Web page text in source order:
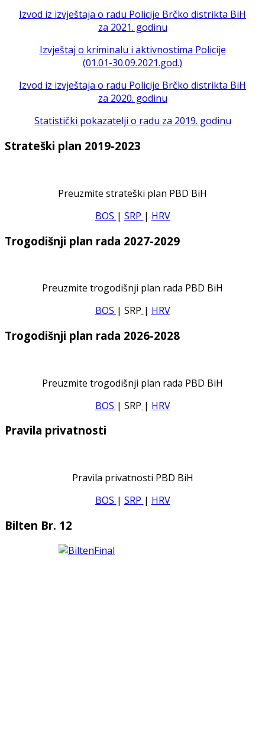
Izvod iz izvještaja o radu Policije Brčko distrikta BiH
za 2021. godinu
Izvještaj o kriminalu i aktivnostima Policije
(01.01-30.09.2021.god.)
Izvod iz izvještaja o radu Policije Brčko distrikta BiH
za 2020. godinu
Statistički pokazatelji o radu za 2019. godinu
Strateški plan 2019-2023
Preuzmite strateški plan PBD BiH
BOS | SRP | HRV
Trogodišnji plan rada 2027-2029
Preuzmite trogodišnji plan rada PBD BiH
BOS | SRP | HRV
Trogodišnji plan rada 2026-2028
Preuzmite trogodišnji plan rada PBD BiH
BOS | SRP | HRV
Pravila privatnosti
Pravila privatnosti PBD BiH
BOS | SRP | HRV
Bilten Br. 12